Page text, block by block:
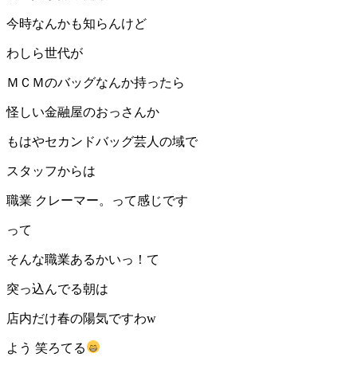
今時なんかも知らんけど
わしら世代が
ＭＣＭのバッグなんか持ったら
怪しい金融屋のおっさんか
もはやセカンドバッグ芸人の域で
スタッフからは
職業 クレーマー。って感じです
って
そんな職業あるかいっ！て
突っ込んでる朝は
店内だけ春の陽気ですわw
よう 笑ろてる